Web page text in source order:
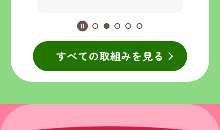
すべての取組みを見る